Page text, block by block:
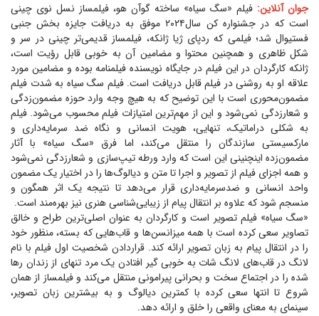
جوان آنلاین: فیلم «سگ سیاه» ساخته گوآن هو، فیلمساز نسل نوی چینی
است که در جشنواره کن سال۲۰۲۴ موفق به دریافت جایزه بخش جنبی
فستیوال شد؛ فیلمی که ردپای ژیا ژانکه، فیلمساز قدیمی‌تر چینی در سر و
شکل ظاهری و همچنین محتوا و مضامین آن به خوبی قابل رؤیت است،
ژانکه کارگردان در این فیلم در جایگاه نویسنده فیلمنامه بوده و مضامین مورد
علاقه او به روشنی در فیلم قابل دریافت است. فیلم سگ سیاه به شدت فیلم
مضمون‌محوری است با این توضیح که به هیچ وجه وارد حوزه مضمون‌زدگی
و شعارزدگی نمی‌شود و این از مهم‌ترین امتیازات فیلم محسوب می‌شود. فیلم
به شکلی دراماتیک، تنهایی، هویت انسانی و نگاه ضد سرمایه‌داری و
مارکسیستی سازندگان را منتقل می‌کند، اما فرق «سگ سیاه» با آثار
مضمون‌زده اینچنینی این است که وارد ورطه تیپ‌سازی و شعارزدگی نمی‌شود
و همه اجزای فیلم از تصویر و اجرا تا متن و دیالوگ‌ها را در اختیار یک مضمون
واحد انسانی و ضدسرمایه‌داری قرار می‌دهد تا نتیجه یک اثر همگون و
منسجم شود که علاوه بر انتقال پیام از زیبایی‌شناسی هنری نیز بهره‌مند است.
«سگ سیاه» فیلم تصویر است و کارگردان به عنوان اصلی‌ترین طراح و خالق
تصاویر سعی کرده است با همه میزانسن‌ها و قاب‌هایی که بسته، منظور خود
را در انتقال پیام به زبان تصویر ارائه کند. قراردادن شخصیت اول فیلم با نام
لانگ در قاب‌های لانگ شات به خوبی گیر افتادن یک مرد تنهای از زندان رها
شده را در اجتماع سخت و بحرانی پیرامونی منتقل می‌کند و فیلمساز از همان
شروع تا انتها سعی کرده با کمترین دیالوگ و به بیشترین زبان تصویر،
سینمای به معنای واقعی را خلق و ارائه دهد.